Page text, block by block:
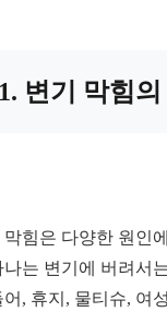
변기 막힘
막힘은 다양한 원인
나는 변기에 버려서
어, 휴지, 물티슈, 여